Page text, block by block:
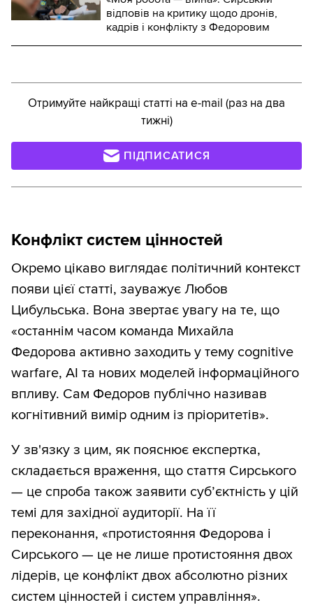
відповів на критику щодо дронів,
кадрів і конфлікту з Федоровим
Отримуйте найкращі статті на e-mail (раз на два
тижні)
ПІДПИСАТИСЯ
Конфлікт систем цінностей
Окремо цікаво виглядає політичний контекст
появи цієї статті, зауважує Любов
Цибульська. Вона звертає увагу на те, що
«останнім часом команда Михайла
Федорова активно заходить у тему cognitive
warfare, AI та нових моделей інформаційного
впливу. Сам Федоров публічно називав
когнітивний вимір одним із пріоритетів».
У зв'язку з цим, як пояснює експертка,
складається враження, що стаття Сирського
— це спроба також заявити суб’єктність у цій
темі для західної аудиторії. На її
переконання, «протистояння Федорова і
Сирського — це не лише протистояння двох
лідерів, це конфлікт двох абсолютно різних
систем цінностей і систем управління».